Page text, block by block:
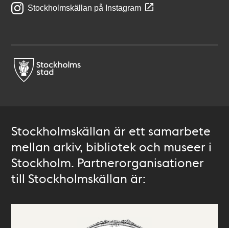
Stockholmskällan på Instagram
Stockholmskällan är ett samarbete
mellan arkiv, bibliotek och museer i
Stockholm. Partnerorganisationer
till Stockholmskällan är: